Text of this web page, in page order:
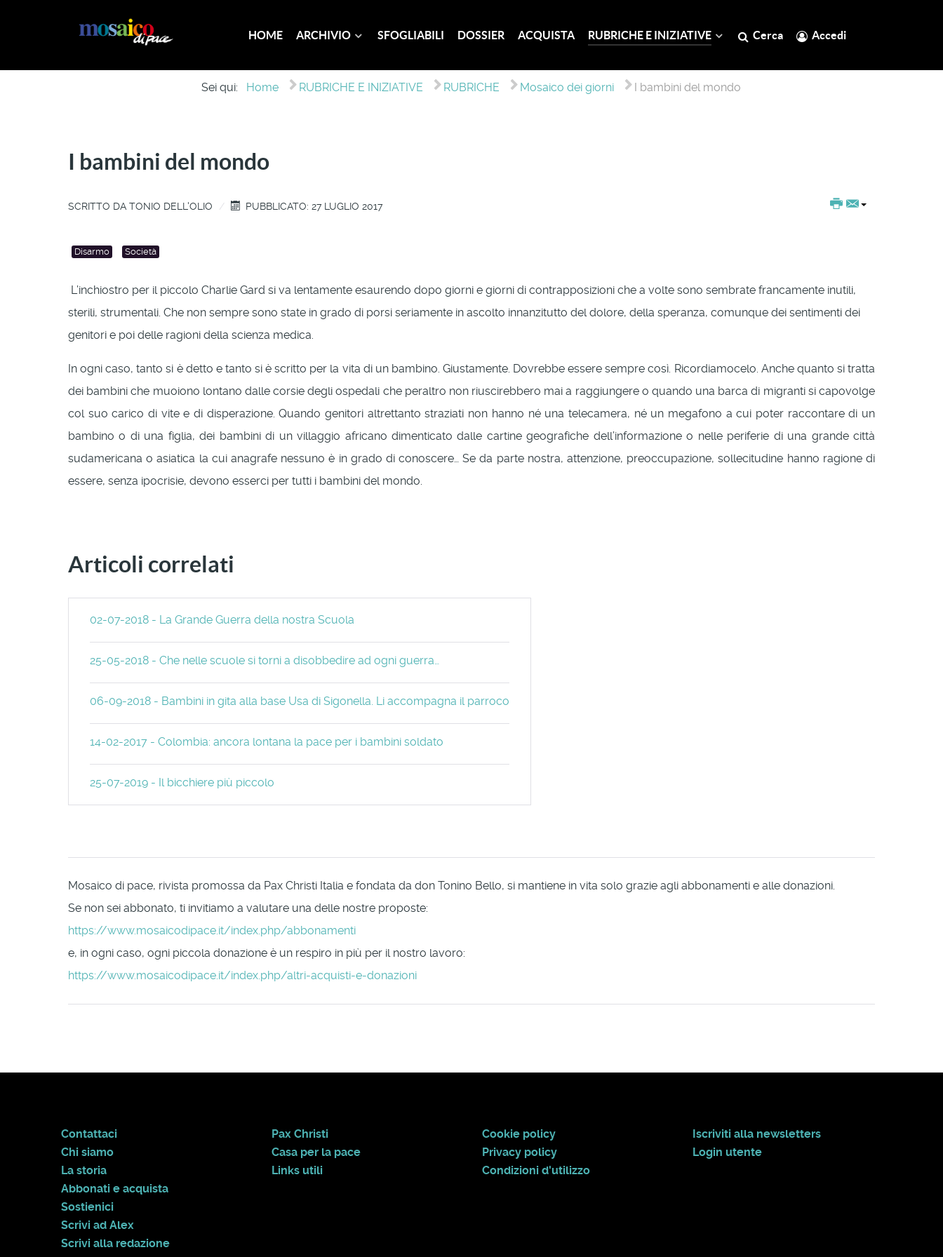
HOME ARCHIVIO SFOGLIABILI DOSSIER ACQUISTA RUBRICHE E INIZIATIVE Cerca Accedi
Sei qui: Home RUBRICHE E INIZIATIVE RUBRICHE Mosaico dei giorni I bambini del mondo
I bambini del mondo
SCRITTO DA TONIO DELL'OLIO PUBBLICATO: 27 LUGLIO 2017
Disarmo Società
L’inchiostro per il piccolo Charlie Gard si va lentamente esaurendo dopo giorni e giorni di contrapposizioni che a volte sono sembrate francamente inutili,
sterili, strumentali. Che non sempre sono state in grado di porsi seriamente in ascolto innanzitutto del dolore, della speranza, comunque dei sentimenti dei
genitori e poi delle ragioni della scienza medica.
In ogni caso, tanto si è detto e tanto si è scritto per la vita di un bambino. Giustamente. Dovrebbe essere sempre così. Ricordiamocelo. Anche quanto si tratta
dei bambini che muoiono lontano dalle corsie degli ospedali che peraltro non riuscirebbero mai a raggiungere o quando una barca di migranti si capovolge
col suo carico di vite e di disperazione. Quando genitori altrettanto straziati non hanno né una telecamera, né un megafono a cui poter raccontare di un
bambino o di una figlia, dei bambini di un villaggio africano dimenticato dalle cartine geografiche dell’informazione o nelle periferie di una grande città
sudamericana o asiatica la cui anagrafe nessuno è in grado di conoscere… Se da parte nostra, attenzione, preoccupazione, sollecitudine hanno ragione di
essere, senza ipocrisie, devono esserci per tutti i bambini del mondo.
Articoli correlati
02-07-2018 - La Grande Guerra della nostra Scuola
25-05-2018 - Che nelle scuole si torni a disobbedire ad ogni guerra…
06-09-2018 - Bambini in gita alla base Usa di Sigonella. Li accompagna il parroco
14-02-2017 - Colombia: ancora lontana la pace per i bambini soldato
25-07-2019 - Il bicchiere più piccolo
Mosaico di pace, rivista promossa da Pax Christi Italia e fondata da don Tonino Bello, si mantiene in vita solo grazie agli abbonamenti e alle donazioni.
Se non sei abbonato, ti invitiamo a valutare una delle nostre proposte:
https://www.mosaicodipace.it/index.php/abbonamenti
e, in ogni caso, ogni piccola donazione è un respiro in più per il nostro lavoro:
https://www.mosaicodipace.it/index.php/altri-acquisti-e-donazioni
Contattaci
Chi siamo
La storia
Abbonati e acquista
Sostienici
Scrivi ad Alex
Scrivi alla redazione
Pax Christi
Casa per la pace
Links utili
Cookie policy
Privacy policy
Condizioni d'utilizzo
Iscriviti alla newsletters
Login utente